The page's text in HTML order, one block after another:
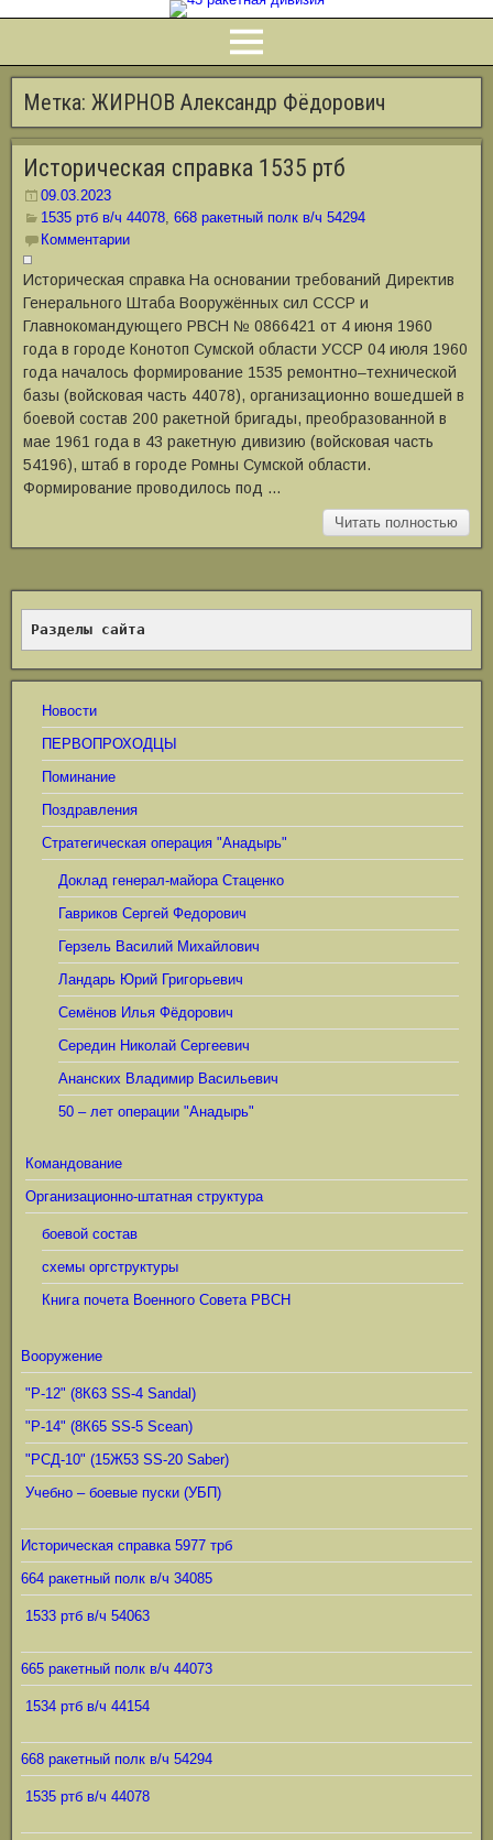
Метка: ЖИРНОВ Александр Фёдорович
Историческая справка 1535 ртб
09.03.2023
1535 ртб в/ч 44078, 668 ракетный полк в/ч 54294
Комментарии
Историческая справка На основании требований Директив
Генерального Штаба Вооружённых сил СССР и
Главнокомандующего РВСН № 0866421 от 4 июня 1960
года в городе Конотоп Сумской области УССР 04 июля 1960
года началось формирование 1535 ремонтно‒технической
базы (войсковая часть 44078), организационно вошедшей в
боевой состав 200 ракетной бригады, преобразованной в
мае 1961 года в 43 ракетную дивизию (войсковая часть
54196), штаб в городе Ромны Сумской области.
Формирование проводилось под …
Читать полностью
Разделы сайта
Новости
ПЕРВОПРОХОДЦЫ
Поминание
Поздравления
Стратегическая операция "Анадырь"
Доклад генерал-майора Стаценко
Гавриков Сергей Федорович
Герзель Василий Михайлович
Ландарь Юрий Григорьевич
Семёнов Илья Фёдорович
Середин Николай Сергеевич
Ананских Владимир Васильевич
50 – лет операции "Анадырь"
Командование
Организационно-штатная структура
боевой состав
схемы оргструктуры
Книга почета Военного Совета РВСН
Вооружение
"Р-12" (8К63 SS-4 Sandal)
"Р-14" (8К65 SS-5 Scean)
"РСД-10" (15Ж53 SS-20 Saber)
Учебно – боевые пуски (УБП)
Историческая справка 5977 трб
664 ракетный полк в/ч 34085
1533 ртб в/ч 54063
665 ракетный полк в/ч 44073
1534 ртб в/ч 44154
668 ракетный полк в/ч 54294
1535 ртб в/ч 44078